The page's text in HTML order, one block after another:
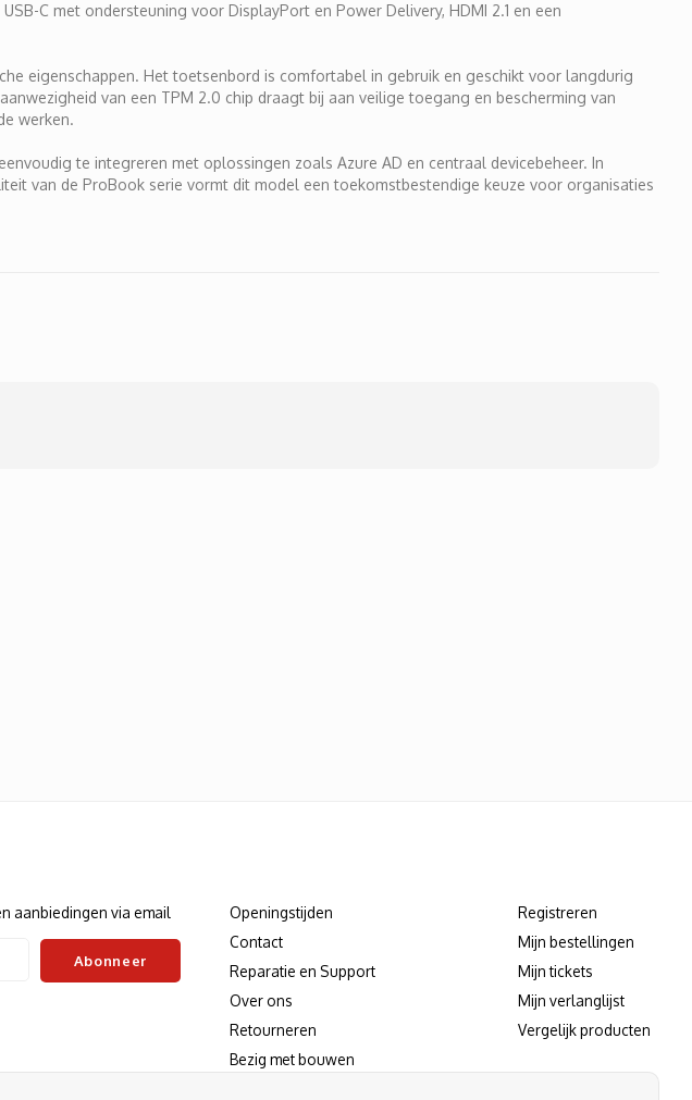
C met ondersteuning voor DisplayPort en Power Delivery, HDMI 2.1 en een
eigenschappen. Het toetsenbord is comfortabel in gebruik en geschikt voor langdurig
van een TPM 2.0 chip draagt bij aan veilige toegang en bescherming van
werken.
te integreren met oplossingen zoals Azure AD en centraal devicebeheer. In
van de ProBook serie vormt dit model een toekomstbestendige keuze voor organisaties
aanbiedingen via email
Abonneer
Openingstijden
Contact
Reparatie en Support
Over ons
Retourneren
Bezig met bouwen
Registreren
Mijn bestellingen
Mijn tickets
Mijn verlanglijst
Vergelijk producten